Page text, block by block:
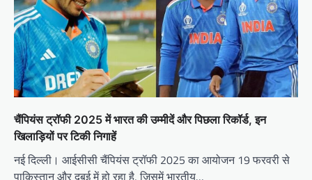
चैंपियंस ट्रॉफी 2025 में भारत की उम्मीदें और पिछला रिकॉर्ड, इन
खिलाड़ियों पर टिकी निगाहें
नई दिल्ली। आईसीसी चैंपियंस ट्रॉफी 2025 का आयोजन 19 फरवरी से
पाकिस्तान और दुबई में हो रहा है, जिसमें भारतीय…